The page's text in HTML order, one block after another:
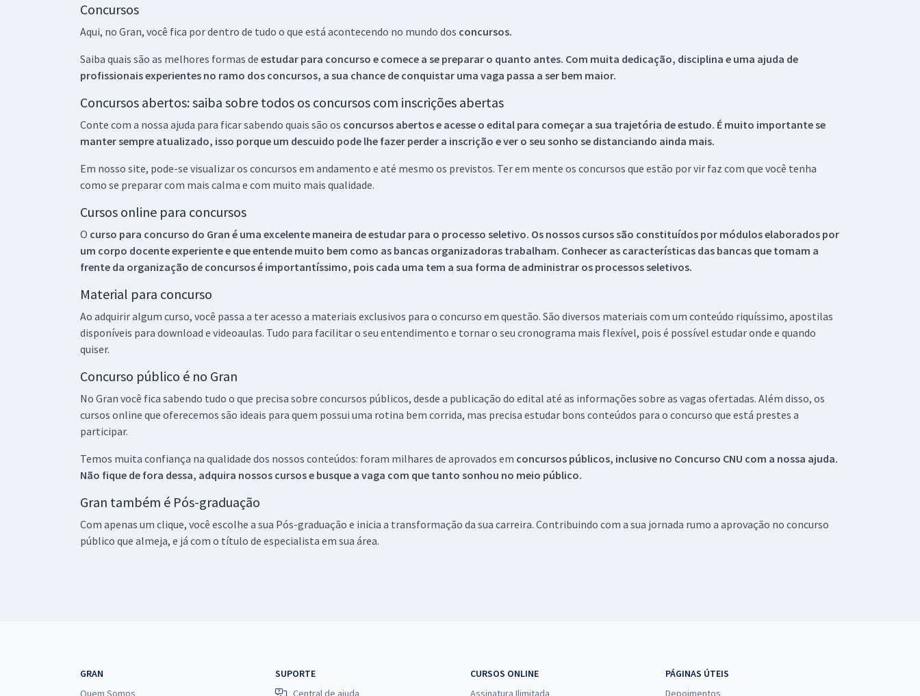
Concursos
Aqui, no Gran, você fica por dentro de tudo o que está acontecendo no mundo dos concursos.
Saiba quais são as melhores formas de estudar para concurso e comece a se preparar o quanto antes. Com muita dedicação, disciplina e uma ajuda de
profissionais experientes no ramo dos concursos, a sua chance de conquistar uma vaga passa a ser bem maior.
Concursos abertos: saiba sobre todos os concursos com inscrições abertas
Conte com a nossa ajuda para ficar sabendo quais são os concursos abertos e acesse o edital para começar a sua trajetória de estudo. É muito importante se
manter sempre atualizado, isso porque um descuido pode lhe fazer perder a inscrição e ver o seu sonho se distanciando ainda mais.
Em nosso site, pode-se visualizar os concursos em andamento e até mesmo os previstos. Ter em mente os concursos que estão por vir faz com que você tenha
como se preparar com mais calma e com muito mais qualidade.
Cursos online para concursos
O curso para concurso do Gran é uma excelente maneira de estudar para o processo seletivo. Os nossos cursos são constituídos por módulos elaborados por
um corpo docente experiente e que entende muito bem como as bancas organizadoras trabalham. Conhecer as características das bancas que tomam a
frente da organização de concursos é importantíssimo, pois cada uma tem a sua forma de administrar os processos seletivos.
Material para concurso
Ao adquirir algum curso, você passa a ter acesso a materiais exclusivos para o concurso em questão. São diversos materiais com um conteúdo riquíssimo, apostilas
disponíveis para download e videoaulas. Tudo para facilitar o seu entendimento e tornar o seu cronograma mais flexível, pois é possível estudar onde e quando
quiser.
Concurso público é no Gran
No Gran você fica sabendo tudo o que precisa sobre concursos públicos, desde a publicação do edital até as informações sobre as vagas ofertadas. Além disso, os
cursos online que oferecemos são ideais para quem possui uma rotina bem corrida, mas precisa estudar bons conteúdos para o concurso que está prestes a
participar.
Temos muita confiança na qualidade dos nossos conteúdos: foram milhares de aprovados em concursos públicos, inclusive no Concurso CNU com a nossa ajuda.
Não fique de fora dessa, adquira nossos cursos e busque a vaga com que tanto sonhou no meio público.
Gran também é Pós-graduação
Com apenas um clique, você escolhe a sua Pós-graduação e inicia a transformação da sua carreira. Contribuindo com a sua jornada rumo a aprovação no concurso
público que almeja, e já com o título de especialista em sua área.
GRAN
Quem Somos
SUPORTE
Central de ajuda
CURSOS ONLINE
Assinatura Ilimitada
PÁGINAS ÚTEIS
Depoimentos